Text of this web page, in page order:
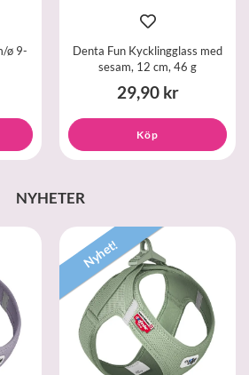
ø 9-
Denta Fun Kycklingglass med
sesam, 12 cm, 46 g
29,90 kr
Köp
NYHETER
Nyhet!